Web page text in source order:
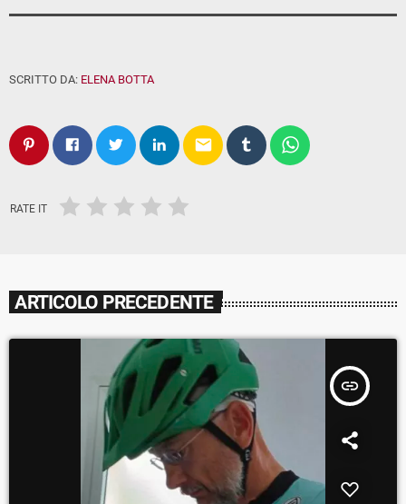
SCRITTO DA: ELENA BOTTA
email
RATE IT
ARTICOLO PRECEDENTE
insert_link